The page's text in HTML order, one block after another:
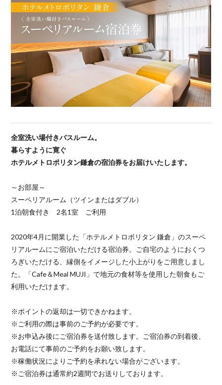
全室洗い場付きバスルーム。
暮らすように寛ぐ
ホテルメトロポリタン鎌倉の宿泊券をお届けいたします。
～お部屋～
スーペリアルーム（ツインまたはダブル）
1泊朝食付き 2名1室 ご利用
2020年4月に開業した「ホテルメトロポリタン 鎌倉」のスーペ
リアルームにご宿泊いただける宿泊券。ご自宅のようにおくつ
ろぎいただける、縁側をイメージした小上がりをご用意しまし
た。「Cafe＆Meal MUJI」で地元の食材等を使用した朝食もご
利用いただけます。
※ポイントの返却は一切できかねます。
※ご利用の際は事前のご予約が必要です。
※お申込み後にご宿泊券を送付致します。ご宿泊券の到着後、
お電話にて事前のご予約をお願い致します。
※稼働状況によりご予約を承れない場合がございます。
※ご宿泊券は通常約2週間でお送りしております。